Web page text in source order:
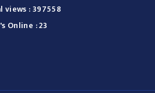
views : 397558
Online : 23